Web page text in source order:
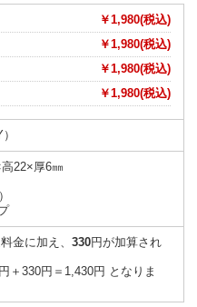
￥1,980(税込)
￥1,980(税込)
￥1,980(税込)
￥1,980(税込)
22×厚6㎜
金に加え、 330円が加算され
＋330円＝1,430円 となりま